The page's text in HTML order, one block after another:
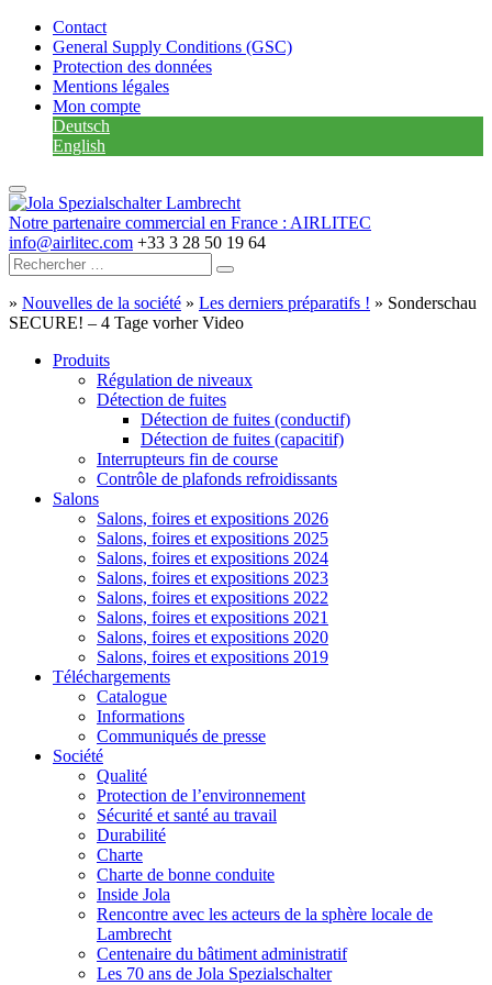
Contact
General Supply Conditions (GSC)
Protection des données
Mentions légales
Mon compte
Deutsch
English
Notre partenaire commercial en France : AIRLITEC
info@airlitec.com +33 3 28 50 19 64
» Nouvelles de la société » Les derniers préparatifs ! » Sonderschau
SECURE! – 4 Tage vorher Video
Produits
Régulation de niveaux
Détection de fuites
Détection de fuites (conductif)
Détection de fuites (capacitif)
Interrupteurs fin de course
Contrôle de plafonds refroidissants
Salons
Salons, foires et expositions 2026
Salons, foires et expositions 2025
Salons, foires et expositions 2024
Salons, foires et expositions 2023
Salons, foires et expositions 2022
Salons, foires et expositions 2021
Salons, foires et expositions 2020
Salons, foires et expositions 2019
Téléchargements
Catalogue
Informations
Communiqués de presse
Société
Qualité
Protection de l’environnement
Sécurité et santé au travail
Durabilité
Charte
Charte de bonne conduite
Inside Jola
Rencontre avec les acteurs de la sphère locale de
Lambrecht
Centenaire du bâtiment administratif
Les 70 ans de Jola Spezialschalter